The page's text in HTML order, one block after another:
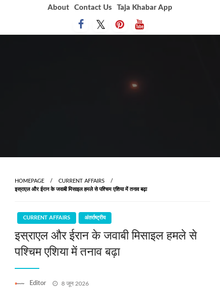
About Contact Us Taja Khabar App
HOMEPAGE
CURRENT AFFAIRS
इस्राएल और ईरान के जवाबी मिसाइल हमले से पश्चिम एशिया में तनाव बढ़ा
CURRENT AFFAIRS अंतर्राष्ट्रीय
इस्राएल और ईरान के जवाबी मिसाइल हमले से
पश्चिम एशिया में तनाव बढ़ा
Editor
Posted
8 जून 2026